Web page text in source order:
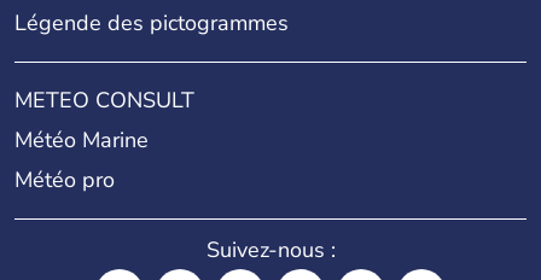
Légende des pictogrammes
METEO CONSULT
Météo Marine
Météo pro
Suivez-nous :